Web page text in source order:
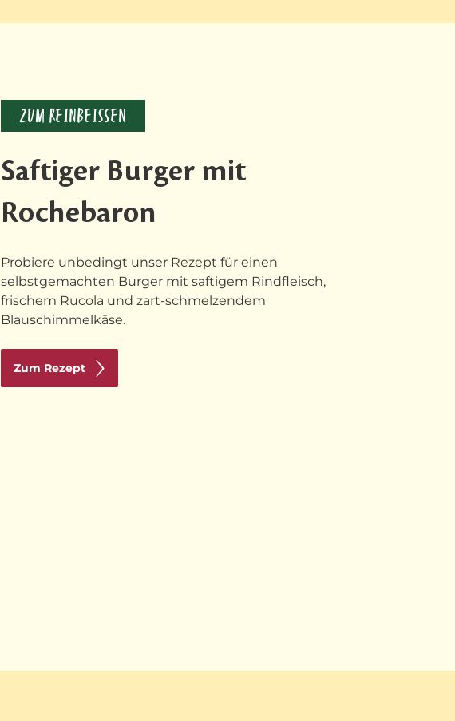
ZUM REINBEISSEN
Saftiger Burger mit
Rochebaron
Probiere unbedingt unser Rezept für einen
selbstgemachten Burger mit saftigem Rindfleisch,
frischem Rucola und zart-schmelzendem
Blauschimmelkäse.
Zum Rezept